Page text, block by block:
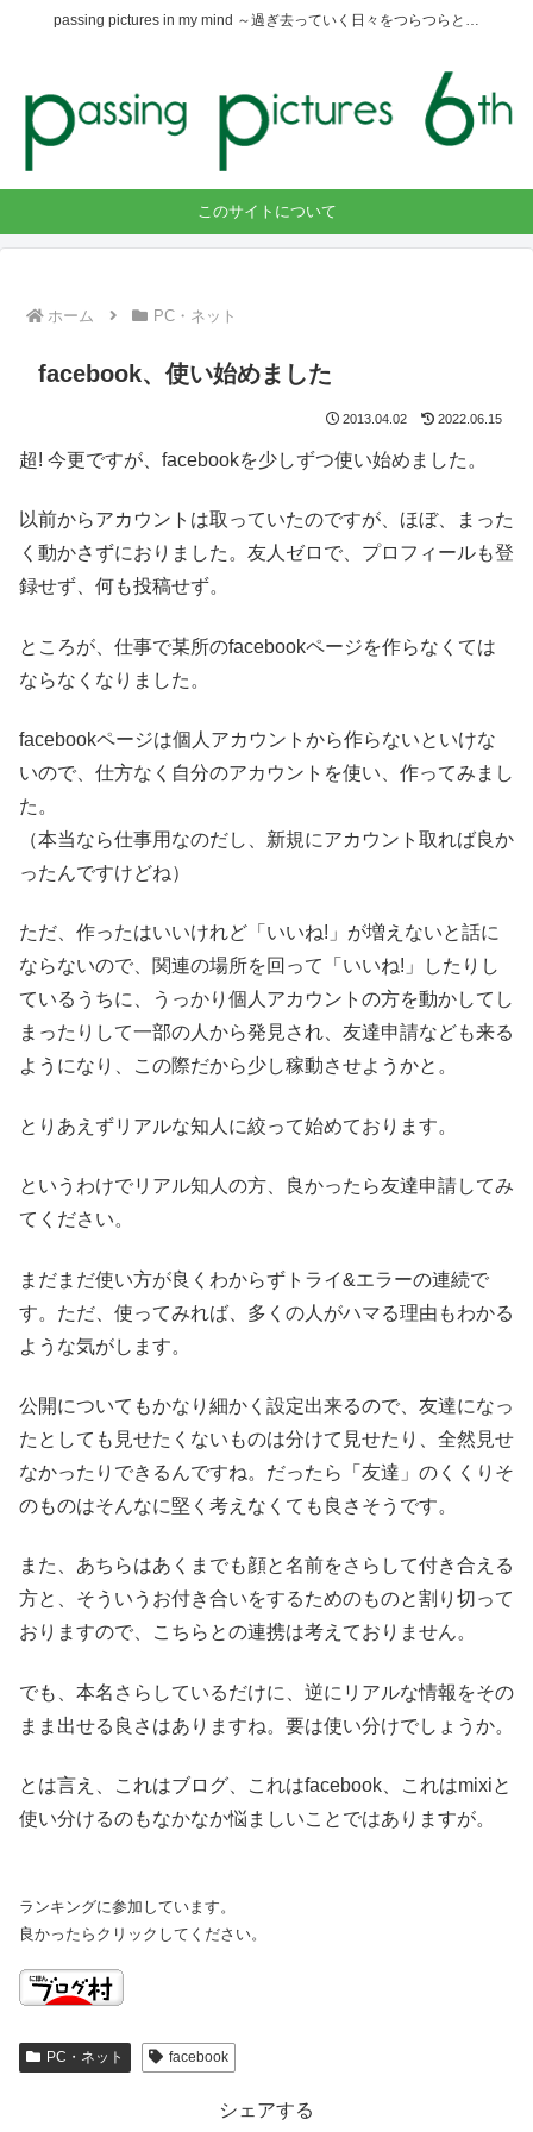
passing pictures in my mind ～過ぎ去っていく日々をつらつらと…
このサイトについて
ホーム PC・ネット
facebook、使い始めました
2013.04.02 2022.06.15
超! 今更ですが、facebookを少しずつ使い始めました。
以前からアカウントは取っていたのですが、ほぼ、まった
く動かさずにおりました。友人ゼロで、プロフィールも登
録せず、何も投稿せず。
ところが、仕事で某所のfacebookページを作らなくては
ならなくなりました。
facebookページは個人アカウントから作らないといけな
いので、仕方なく自分のアカウントを使い、作ってみまし
た。
（本当なら仕事用なのだし、新規にアカウント取れば良か
ったんですけどね）
ただ、作ったはいいけれど「いいね!」が増えないと話に
ならないので、関連の場所を回って「いいね!」したりし
ているうちに、うっかり個人アカウントの方を動かしてし
まったりして一部の人から発見され、友達申請なども来る
ようになり、この際だから少し稼動させようかと。
とりあえずリアルな知人に絞って始めております。
というわけでリアル知人の方、良かったら友達申請してみ
てください。
まだまだ使い方が良くわからずトライ&エラーの連続で
す。ただ、使ってみれば、多くの人がハマる理由もわかる
ような気がします。
公開についてもかなり細かく設定出来るので、友達になっ
たとしても見せたくないものは分けて見せたり、全然見せ
なかったりできるんですね。だったら「友達」のくくりそ
のものはそんなに堅く考えなくても良さそうです。
また、あちらはあくまでも顔と名前をさらして付き合える
方と、そういうお付き合いをするためのものと割り切って
おりますので、こちらとの連携は考えておりません。
でも、本名さらしているだけに、逆にリアルな情報をその
まま出せる良さはありますね。要は使い分けでしょうか。
とは言え、これはブログ、これはfacebook、これはmixiと
使い分けるのもなかなか悩ましいことではありますが。
ランキングに参加しています。
良かったらクリックしてください。
PC・ネット facebook
シェアする